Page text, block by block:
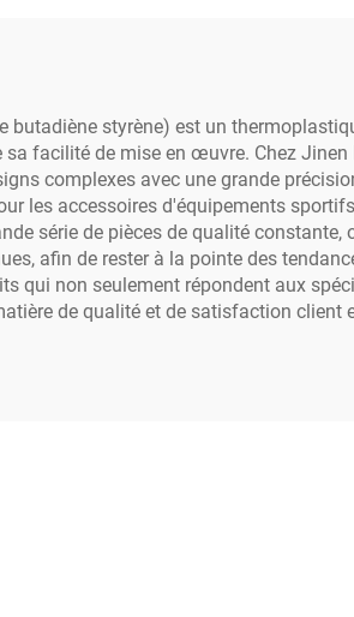
butadiène styrène) est un
sa facilité de mise en œuvre. Chez
complexes avec une grande
les accessoires d'équipements
série de pièces de qualité
afin de rester à la pointe des
qui non seulement répondent aux
de qualité et de satisfaction